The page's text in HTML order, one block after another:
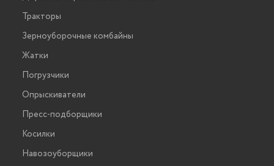
Тракторы
Зерноуборочные комбайны
Жатки
Погрузчики
Опрыскиватели
Пресс-подборщики
Косилки
Навозоуборщики